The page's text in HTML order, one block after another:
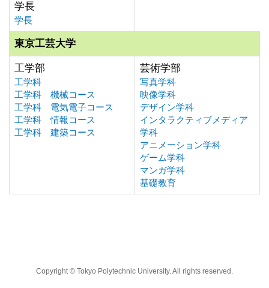
学長
学長
東京工芸大学
工学部
工学科
工学科 機械コース
工学科 電気電子コース
工学科 情報コース
工学科 建築コース
芸術学部
写真学科
映像学科
デザイン学科
インタラクティブメディア
学科
アニメーション学科
ゲーム学科
マンガ学科
基礎教育
Copyright © Tokyo Polytechnic University. All rights reserved.